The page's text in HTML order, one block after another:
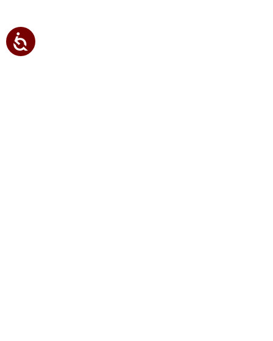
Acessibilidade